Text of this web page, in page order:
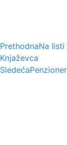
PrethodnaNa listi
Knjaževca
Sledeća